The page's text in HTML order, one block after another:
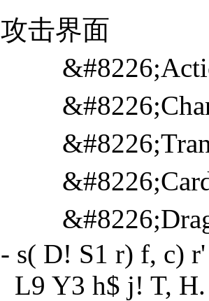
攻击界面
- s( D! S1 r) f, c) r'
L9 Y3 h$ j! T, H.